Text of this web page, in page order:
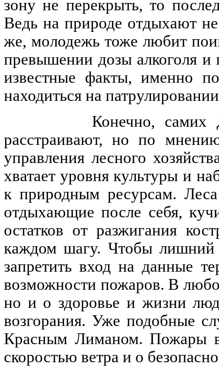
зону не перекрыть, то
Ведь на природе отдыхают
же, молодежь тоже любит
превышении дозы алкоголя и
известные факты, именно
находиться на
Конечно, самих
расстраивают, но по
управления лесного
хватает уровня культуры и
к природным ресурсам.
отдыхающие после себя,
остатков от разжигания
каждом шагу. Чтобы лишний
запретить вход на данные
возможности пожаров. В
но и о здоровье и жизни
возгорания. Уже подобные
Красным Лиманом. Пожары
скоростью ветра и о